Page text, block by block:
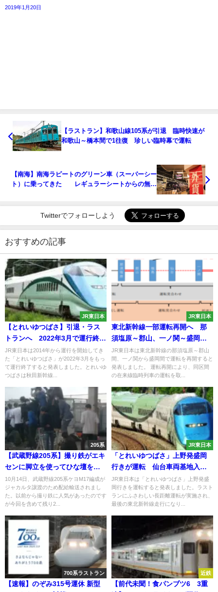
2019年1月20日
【ラストラン】和歌山線105系が引退 臨時快速が
和歌山～橋本間で1往復 珍しい臨時幕で運転
【南海】南海ラピートのグリーン車（スーパーシー
ト）に乗ってきた レギュラーシートからの無料
Twitterでフォローしよう
おすすめの記事
JR東日本
【とれいゆつばさ】引退・ラス
トランへ 2022年3月で運行終
了 7年間の歴史に幕
JR東日本は2014年から運行を開始してき
た「とれいゆつばさ」が2022年3月をもっ
て運行終了すると発表しました。とれいゆ
つばさは秋田新幹線...
JR東日本
東北新幹線一部運転再開へ 那
須塩原～郡山、一ノ関～盛岡間
で 22日から
JR東日本は東北新幹線の那須塩原～郡山
間、一ノ関から盛岡間で運転を再開すると
発表しました。 運転再開により、同区間
の在来線臨時列車の運転を取...
205系
【武蔵野線205系】撮り鉄がエキ
センに脚立を使ってひな壇を構
築 検見川浜では人が集まりすぎ
て大変なことに
10月14日、武蔵野線205系ケヨM17編成が
ジャカルタ譲渡のため配給輸送されまし
た。以前から撮り鉄に人気があったのです
が今回を含めて残り2...
JR東日本
「とれいゆつばさ」上野発盛岡
行きが運転 仙台車両基地入線
ツアーも
JR東日本は「とれいゆつばさ」上野発盛
岡行きを運転すると発表しました。ラスト
ランにふさわしい長距離運転が実施され、
最後の東北新幹線走行になり...
700系ラストラン
【速報】のぞみ315号運休 新型
近鉄
【前代未聞！食パンブツ6 3重